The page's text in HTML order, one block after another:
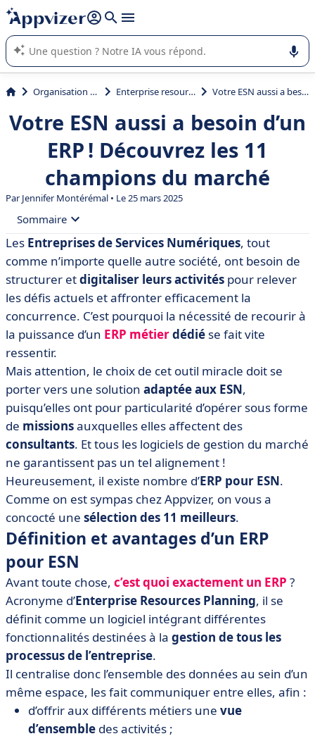
répondre (plusieurs lignes avec
L'IA de Appvizer vous guide dans l'utilisation ou la sélection de
logiciel SaaS en entreprise.
Organisation et planification Enterprise resource planning (ERP) Votre ESN aussi a besoin d’un ERP ! Découvrez les 11 champions du marché
Votre ESN aussi a besoin d’un
ERP ! Découvrez les 11
champions du marché
ParJennifer Montérémal • Le 25 mars 2025
Sommaire
• Définition et avantages d’un ERP pour ESN
• Comment choisir un ERP pour votre ESN ?
• Comparatif des 10 meilleurs ERP pour ESN
• Foire aux questions : ERP & ESN, ce qu’on vous
demande tout le temps
• En conclusion
Les Entreprises de Services Numériques, tout
comme n’importe quelle autre société, ont besoin de
structurer etdigitaliser leurs activités pour relever
les défis actuels et affronter efficacement la
concurrence. C’est pourquoi la nécessité de recourir à
la puissance d’un ERP métierdédié se fait vite
ressentir.
Mais attention, le choix de cet outil miracle doit se
porter vers une solution adaptée aux ESN,
puisqu’elles ont pour particularité d’opérer sous forme
de missionsauxquelles elles affectent des
consultants. Et tous les logiciels de gestion du marché
ne garantissent pas un tel alignement !
Heureusement, il existe nombre d’ERP pour ESN.
Comme on est sympas chez Appvizer, on vous a
concocté une sélection des 11 meilleurs.
Définition et avantages d’un ERP
pour ESN
Avant toute chose, c’est quoi exactement un ERP ?
Acronyme d’Enterprise Resources Planning, il se
définit comme un logiciel intégrant différentes
fonctionnalités destinées à la gestion de tous les
processus de l’entreprise.
Il centralise donc l’ensemble des données au sein d’un
même espace, les fait communiquer entre elles, afin :
d’offrir aux différents métiers une vue
d’ensemble des activités ;